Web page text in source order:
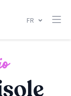
FR